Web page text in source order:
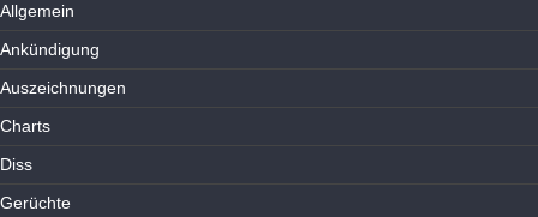
Allgemein
Ankündigung
Auszeichnungen
Charts
Diss
Gerüchte